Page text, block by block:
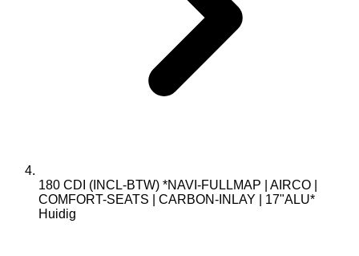
180 CDI (INCL-BTW) *NAVI-FULLMAP | AIRCO |
COMFORT-SEATS | CARBON-INLAY | 17"ALU*
Huidig